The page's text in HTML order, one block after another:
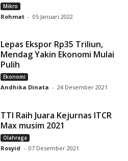
Mikro
Rohmat - 05 Januari 2022
Lepas Ekspor Rp35 Triliun,
Mendag Yakin Ekonomi Mulai
Pulih
Ekonomi
Andhika Dinata - 24 Desember 2021
TTI Raih Juara Kejurnas ITCR
Max musim 2021
Olahraga
Rosyid - 07 Desember 2021